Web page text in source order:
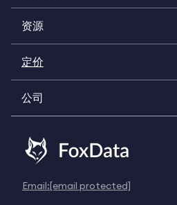
资源
定价
公司
Email:[email protected]